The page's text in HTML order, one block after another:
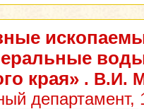
края» . В.И.
департамент,